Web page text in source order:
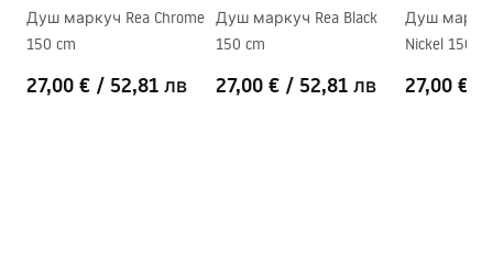
Душ маркуч Rea Chrome
150 cm
27,00 € / 52,81 лв
Душ маркуч Rea Black
150 cm
27,00 € / 52,81 лв
Душ
Nickel 150
27,00 €